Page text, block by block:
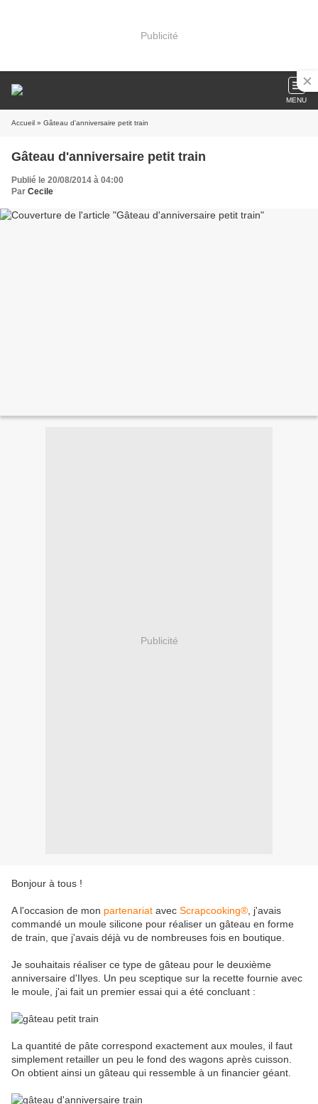
Publicité
MENU
Accueil » Gâteau d'anniversaire petit train
Gâteau d'anniversaire petit train
Publié le 20/08/2014 à 04:00
Par Cecile
Publicité
Bonjour à tous !
A l'occasion de mon partenariat avec Scrapcooking® , j'avais
commandé un moule silicone pour réaliser un gâteau en forme
de train, que j'avais déjà vu de nombreuses fois en boutique.
Je souhaitais réaliser ce type de gâteau pour le deuxième
anniversaire d'Ilyes. Un peu sceptique sur la recette fournie avec
le moule, j'ai fait un premier essai qui a été concluant :
La quantité de pâte correspond exactement aux moules, il faut
simplement retailler un peu le fond des wagons après cuisson.
On obtient ainsi un gâteau qui ressemble à un financier géant.